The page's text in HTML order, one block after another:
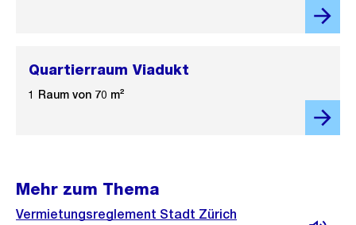
Quartierraum Viadukt
1 Raum von 70 m²
Mehr zum Thema
Vermietungsreglement Stadt Zürich